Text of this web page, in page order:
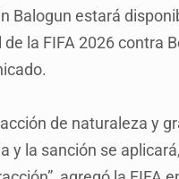
Balogun estará
la FIFA 2026 contra
de naturaleza y
y la sanción se